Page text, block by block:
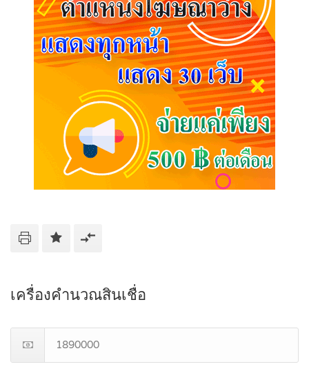
เครื่องคำนวณสินเชื่อ